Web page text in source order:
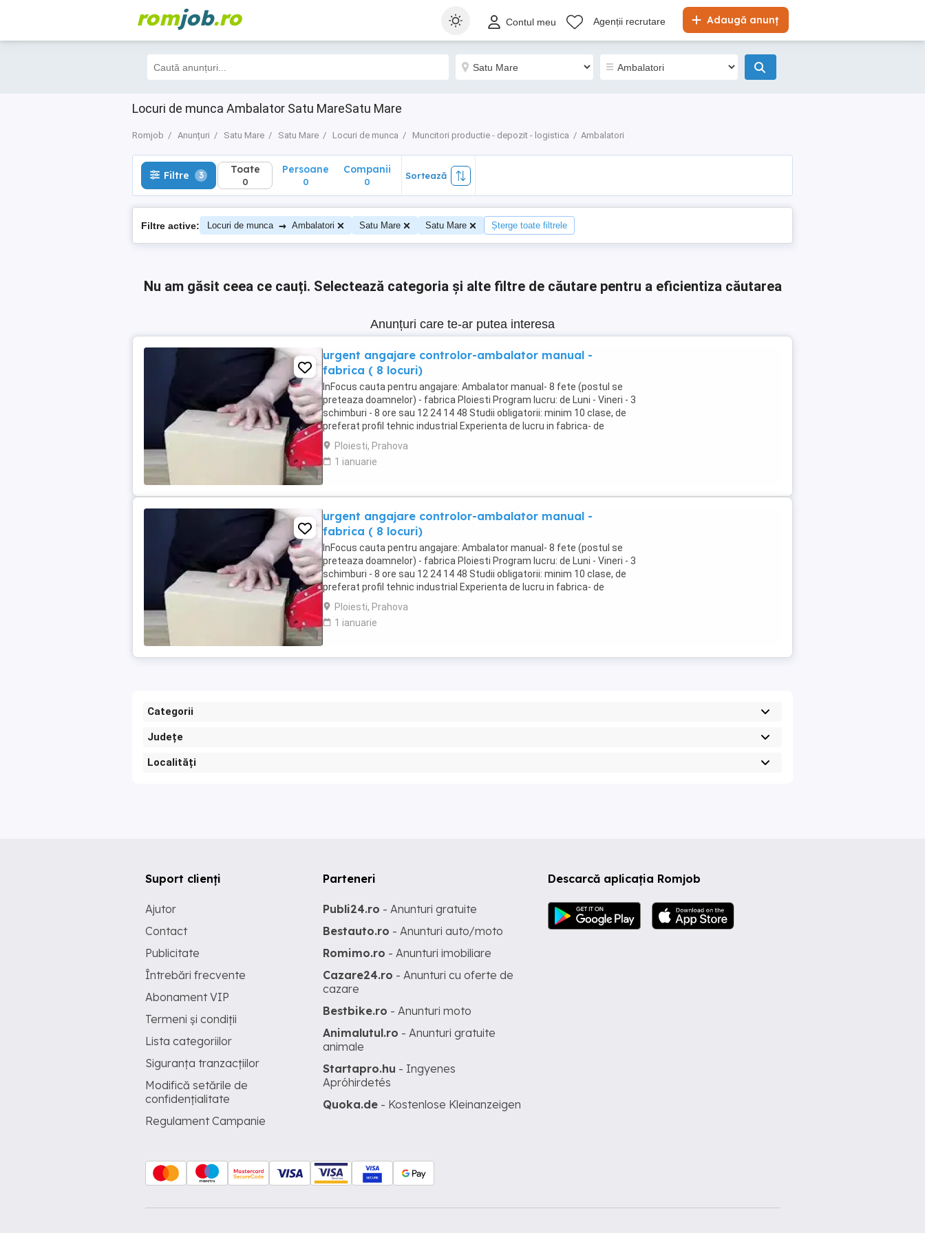
romjob.ro Adaugă anunț
Contul meu Agenții recrutare
Locuri de munca Ambalator Satu MareSatu Mare
Romjob Anunțuri Satu Mare Satu Mare Locuri de munca Muncitori productie - depozit - logistica Ambalatori
Filtre 3 Toate
0
Filtre 3 Toate
0
Persoane
0
Companii
0
Sortează
Filtre active: Locuri de munca → Ambalatori Satu Mare Satu Mare Șterge toate filtrele
Nu am găsit ceea ce cauți. Selectează categoria și alte filtre de căutare pentru a eficientiza căutarea
Anunțuri care te-ar putea interesa
urgent angajare controlor-ambalator manual -
fabrica ( 8 locuri)
InFocus cauta pentru angajare: Ambalator manual- 8 fete (postul se
preteaza doamnelor) - fabrica Ploiesti Program lucru: de Luni - Vineri - 3
schimburi - 8 ore sau 12 24 14 48 Studii obligatorii: minim 10 clase, de
preferat profil tehnic industrial Experienta de lucru in fabrica- de
preferat dar se ...
Ploiesti, Prahova
1 ianuarie
urgent angajare controlor-ambalator manual -
fabrica ( 8 locuri)
InFocus cauta pentru angajare: Ambalator manual- 8 fete (postul se
preteaza doamnelor) - fabrica Ploiesti Program lucru: de Luni - Vineri - 3
schimburi - 8 ore sau 12 24 14 48 Studii obligatorii: minim 10 clase, de
preferat profil tehnic industrial Experienta de lucru in fabrica- de
preferat dar se ...
Ploiesti, Prahova
1 ianuarie
Categorii
Județe
Localități
Descarcă aplicația Romjob
Suport clienți
Ajutor
Contact
Publicitate
Întrebări frecvente
Abonament VIP
Termeni și condiții
Lista categoriilor
Siguranța tranzacțiilor
Modifică setările de
confidențialitate
Regulament Campanie
Parteneri
Publi24.ro - Anunturi gratuite
Bestauto.ro - Anunturi auto/moto
Romimo.ro - Anunturi imobiliare
Cazare24.ro - Anunturi cu oferte de
cazare
Bestbike.ro - Anunturi moto
Animalutul.ro - Anunturi gratuite
animale
Startapro.hu - Ingyenes
Apróhirdetés
Quoka.de - Kostenlose Kleinanzeigen